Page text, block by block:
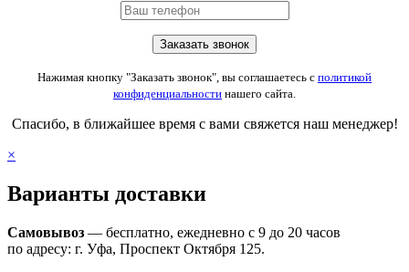
Нажимая кнопку "Заказать звонок", вы соглашаетесь с политикой
конфиденциальности нашего сайта.
Спасибо, в ближайшее время с вами свяжется наш менеджер!
×
Варианты доставки
Самовывоз — бесплатно, ежедневно с 9 до 20 часов
по адресу: г. Уфа, Проспект Октября 125.